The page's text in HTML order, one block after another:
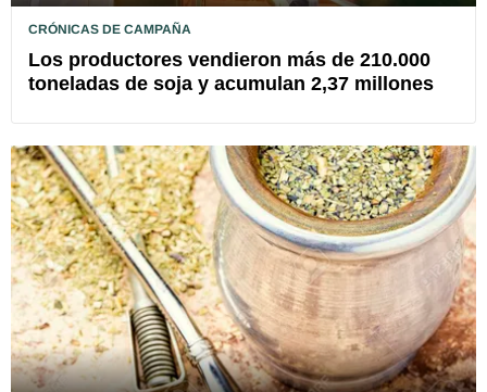
CRÓNICAS DE CAMPAÑA
Los productores vendieron más de 210.000
toneladas de soja y acumulan 2,37 millones